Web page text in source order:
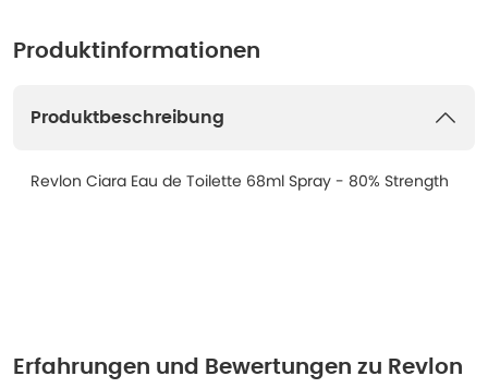
Produktinformationen
Produktbeschreibung
Revlon Ciara Eau de Toilette 68ml Spray - 80% Strength
Erfahrungen und Bewertungen zu Revlon